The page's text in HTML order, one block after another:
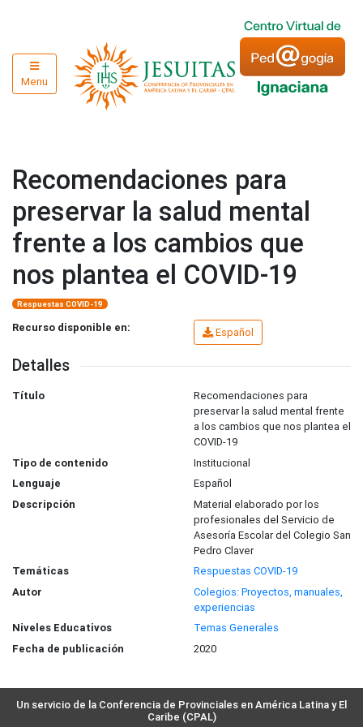
Menu
Recomendaciones para
preservar la salud mental
frente a los cambios que
nos plantea el COVID-19
Respuestas COVID-19
Recurso disponible en: Español
Detalles
Título
Recomendaciones para
preservar la salud mental frente
a los cambios que nos plantea el
COVID-19
Tipo de contenido
Institucional
Lenguaje
Español
Descripción
Material elaborado por los
profesionales del Servicio de
Asesoría Escolar del Colegio San
Pedro Claver
Temáticas
Respuestas COVID-19
Autor
Colegios: Proyectos, manuales,
experiencias
Niveles Educativos
Temas Generales
Fecha de publicación
2020
Un servicio de la Conferencia de Provinciales en América Latina y El
Caribe (CPAL)